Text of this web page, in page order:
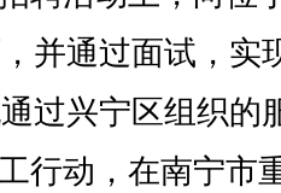
并通过面试，实
过兴宁区组织的
行动，在南宁市